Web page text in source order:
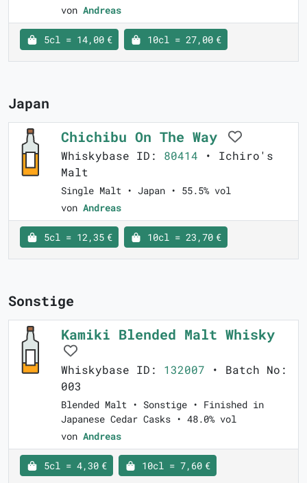
von Andreas
5cl = 14,00 € 10cl = 27,00 €
Japan
Chichibu On The Way
Whiskybase ID: 80414 • Ichiro's
Malt
Single Malt • Japan • 55.5% vol
von Andreas
5cl = 12,35 € 10cl = 23,70 €
Sonstige
Kamiki Blended Malt Whisky
Whiskybase ID: 132007 • Batch No:
003
Blended Malt • Sonstige • Finished in
Japanese Cedar Casks • 48.0% vol
von Andreas
5cl = 4,30 € 10cl = 7,60 €